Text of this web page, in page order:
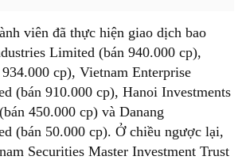
viên đã thực hiện giao dịch bao
Limited (bán 940.000 cp),
cp), Vietnam Enterprise
(bán 910.000 cp), Hanoi Investments
450.000 cp) và Danang
(bán 50.000 cp). Ở chiều ngược lại,
Securities Master Investment Trust